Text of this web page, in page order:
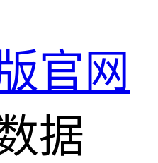
官网
据